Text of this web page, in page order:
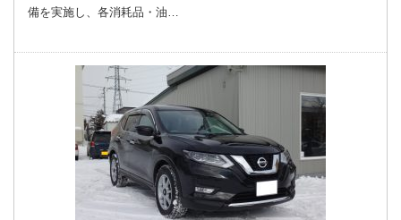
備を実施し、各消耗品・油…